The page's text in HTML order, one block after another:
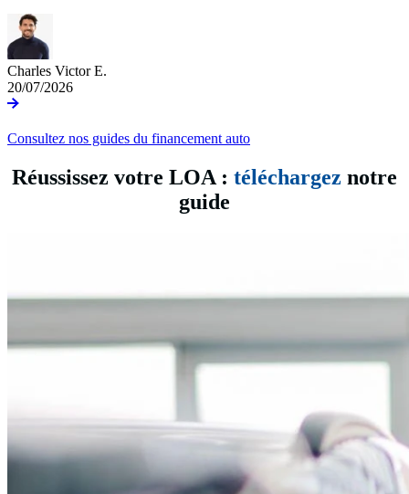
Charles Victor E.
20/07/2026
Consultez nos guides du financement auto
Réussissez votre LOA : téléchargez notre
guide